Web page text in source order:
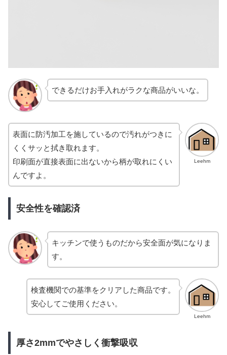
できるだけお手入れがラクな商品がいいな。
Leehm
表面に防汚加工を施しているので汚れがつきに
くくサッと拭き取れます。
印刷面が直接表面に出ないから柄が取れにくい
んですよ。
安全性を確認済
キッチンで使うものだから安全面が気になりま
す。
Leehm
検査機関での基準をクリアした商品です。
安心してご使用ください。
厚さ2mmでやさしく衝撃吸収